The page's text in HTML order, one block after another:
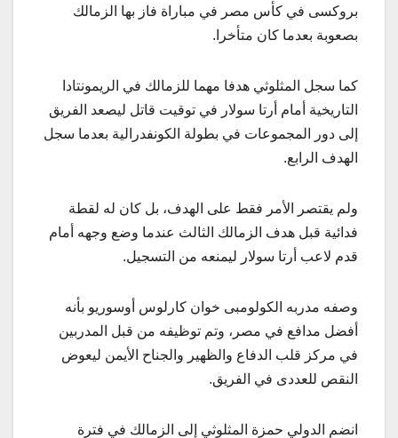
بروكسى في كأس مصر في مباراة فاز بها الزمالك
بصعوبة بعدما كان متأخرا.
كما سجل المثلوثي هدفا مهما للزمالك في الريمونتادا
التاريخية أمام أرتا سولار في توقيت قاتل ليصعد الفريق
إلى دور المجموعات في بطولة الكونفدرالية بعدما سجل
الهدف الرابع.
ولم يقتصر الأمر فقط على الهدف، بل كان له لقطة
فدائية قبل هدف الزمالك الثالث عندما وضع وجهه أمام
قدم لاعب أرتا سولار ليمنعه من التسجيل.
وصفه مدربه الكولومبى خوان كارلوس أوسوريو بأنه
أفضل مدافع في مصر، وتم توظيفه من قبل المدربين
في مركز قلب الدفاع والظهير والجناح الأيمن ليعوض
النقص للعددى في الفريق.
انضم الدولي حمزة المثلوثي إلى الزمالك في فترة